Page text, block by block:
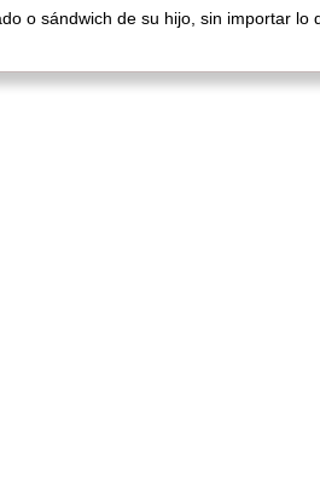
o sándwich de su hijo, sin importar lo